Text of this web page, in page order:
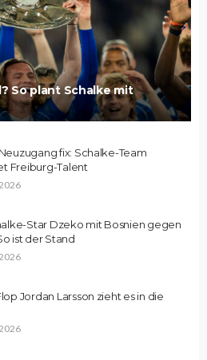
So plant Schalke mit
fix: Schalke-Team
Freiburg-Talent
Star Dzeko mit Bosnien gegen
ist der Stand
Jordan Larsson zieht es in die